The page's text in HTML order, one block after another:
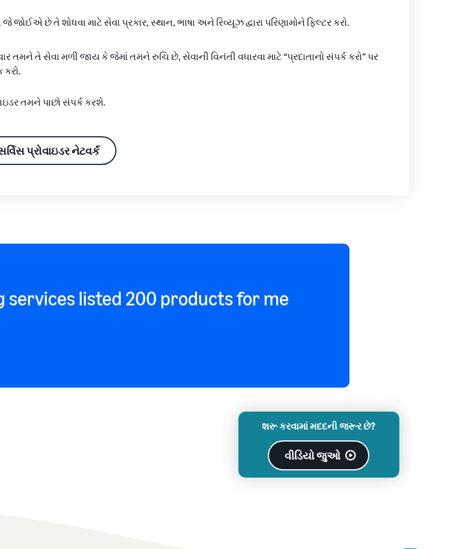
જોઈએ છે તે શોધવા માટે સેવા પ્રકાર, સ્થાન, ભાષા અને રિવ્યૂઝ દ્વારા પરિણામોને ફિલ્ટર કરો.
તમને તે સેવા મળી જાય કે જેમાં તમને રુચિ છે, સેવાની વિનંતી વધારવા માટે “પ્રદાતાનો સંપર્ક કરો” પર
કરો.
તમને પાછો સંપર્ક કરશે.
પ્રોવાઇડર નેટવર્ક
services listed 200 products for me
શરૂ કરવામાં મદદની જરૂર છે?
વીડિયો જુઓ